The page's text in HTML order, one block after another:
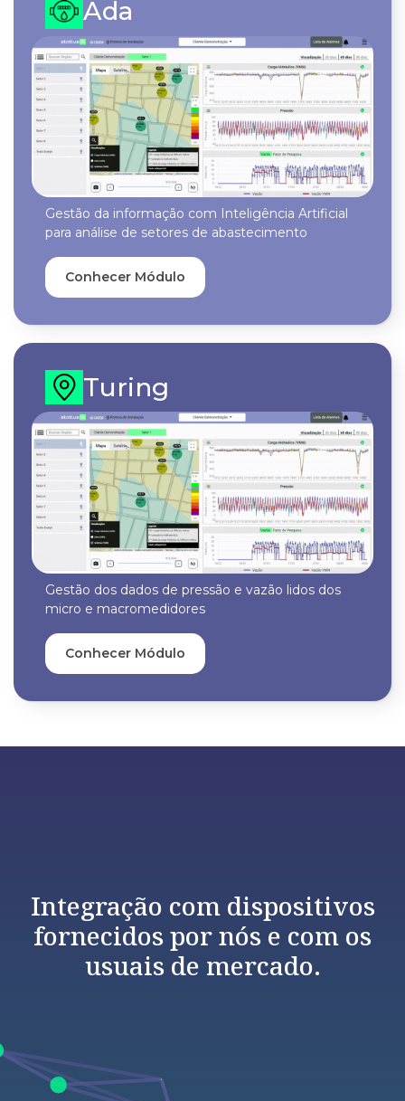
Ada
Gestão da informação com Inteligência Artificial
para análise de setores de abastecimento
Conhecer Módulo
Turing
Gestão dos dados de pressão e vazão lidos dos
micro e macromedidores
Conhecer Módulo
Integração com dispositivos
fornecidos por nós e com os
usuais de mercado.